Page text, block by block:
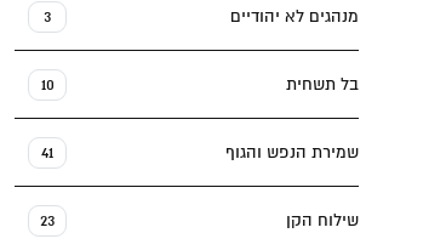
מנהגים לא יהודיים 3
בל תשחית 10
שמירת הנפש והגוף 41
שילוח הקן 23